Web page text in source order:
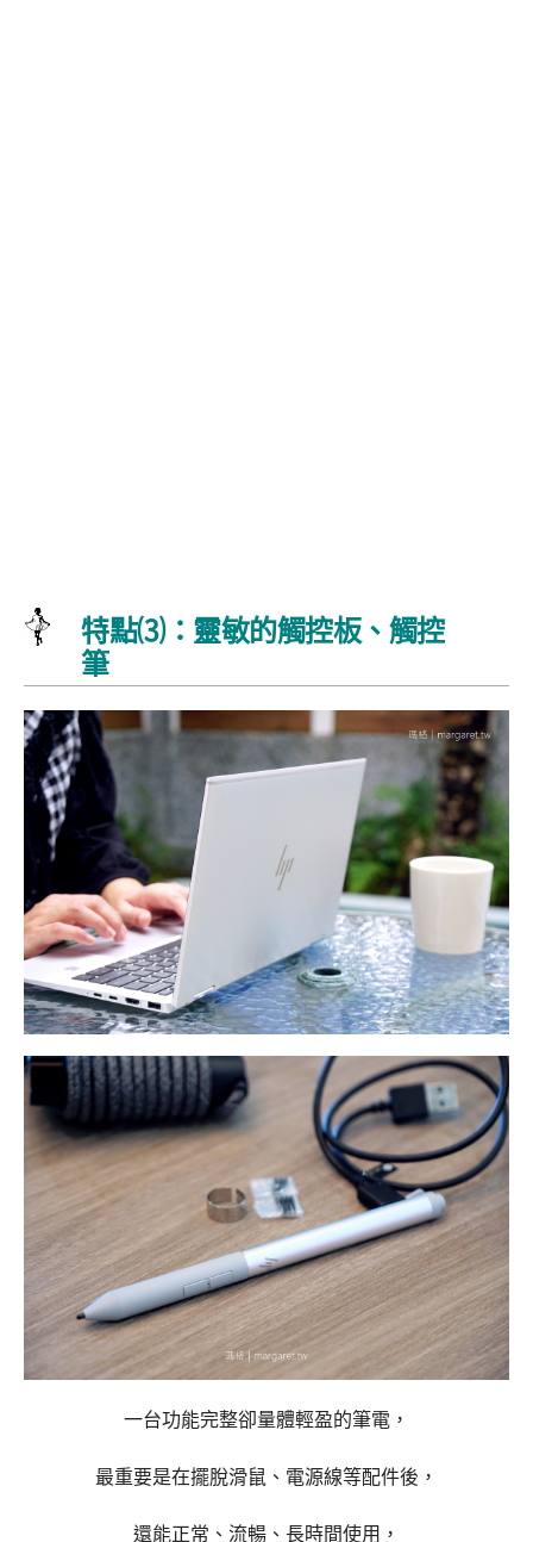
特點⑶：靈敏的觸控板、觸控
筆
一台功能完整卻量體輕盈的筆電，
最重要是在擺脫滑鼠、電源線等配件後，
還能正常、流暢、長時間使用，